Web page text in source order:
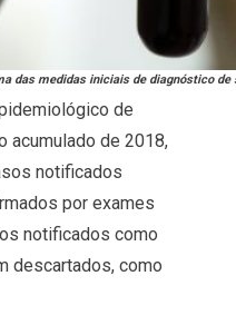
das medidas iniciais de diagnóstico de
de
acumulado de 2018,
notificados
por exames
notificados como
descartados, como